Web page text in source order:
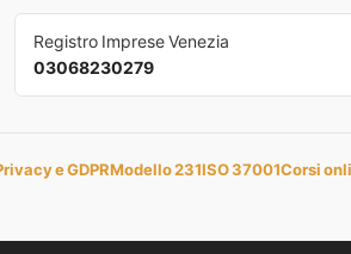
Registro Imprese Venezia
03068230279
e GDPRModello 231ISO 37001Corsi